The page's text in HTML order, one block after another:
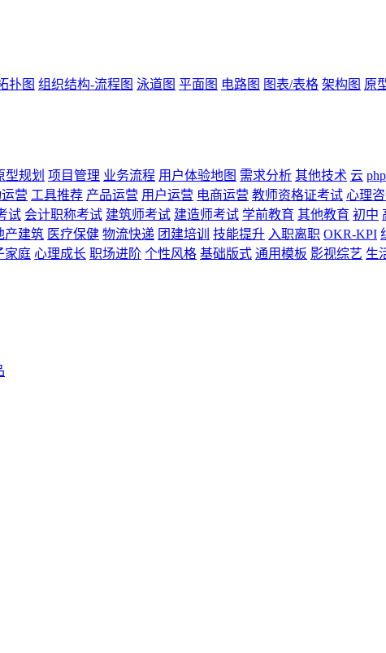
扑图 组织结构-流程图 泳道图 平面图 电路图 图表/表格 架构图 原
型规划 项目管理 业务流程 用户体验地图 需求分析 其他技术 云 php
营 工具推荐 产品运营 用户运营 电商运营 教师资格证考试 心理
试 会计职称考试 建筑师考试 建造师考试 学前教育 其他教育 初中
产建筑 医疗保健 物流快递 团建培训 技能提升 入职离职 OKR-KPI
家庭 心理成长 职场进阶 个性风格 基础版式 通用模板 影视综艺 生